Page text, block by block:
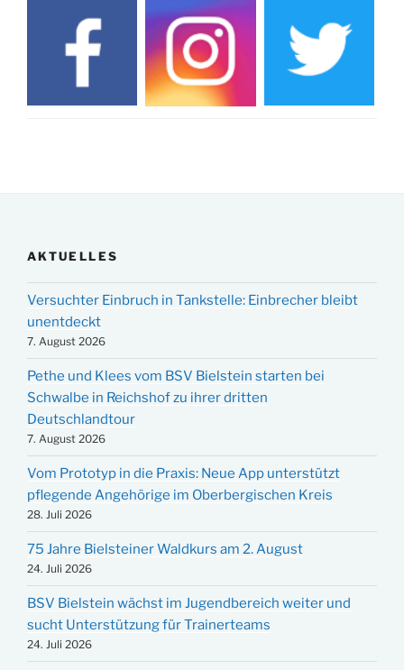
AKTUELLES
Versuchter Einbruch in Tankstelle: Einbrecher bleibt
unentdeckt
7. August 2026
Pethe und Klees vom BSV Bielstein starten bei
Schwalbe in Reichshof zu ihrer dritten
Deutschlandtour
7. August 2026
Vom Prototyp in die Praxis: Neue App unterstützt
pflegende Angehörige im Oberbergischen Kreis
28. Juli 2026
75 Jahre Bielsteiner Waldkurs am 2. August
24. Juli 2026
BSV Bielstein wächst im Jugendbereich weiter und
sucht Unterstützung für Trainerteams
24. Juli 2026